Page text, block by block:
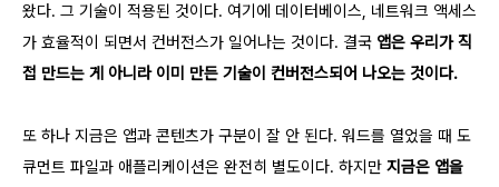
왔다. 그 기술이 적용된 것이다. 여기에 데이터베이스, 네트워크 액세스
가 효율적이 되면서 컨버전스가 일어나는 것이다. 결국 앱은 우리가 직
접 만드는 게 아니라 이미 만든 기술이 컨버전스되어 나오는 것이다.
또 하나 지금은 앱과 콘텐츠가 구분이 잘 안 된다. 워드를 열었을 때 도
큐먼트 파일과 애플리케이션은 완전히 별도이다. 하지만 지금은 앱을